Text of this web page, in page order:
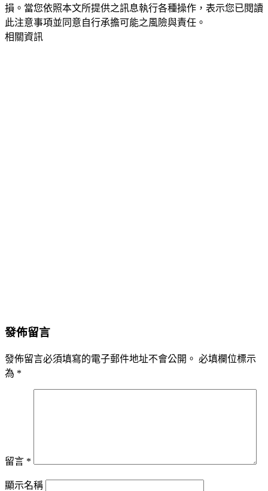
損。當您依照本文所提供之訊息執行各種操作，表示您已閱讀
此注意事項並同意自行承擔可能之風險與責任。
相關資訊
發佈留言
發佈留言必須填寫的電子郵件地址不會公開。 必填欄位標示
為 *
留言 *
顯示名稱